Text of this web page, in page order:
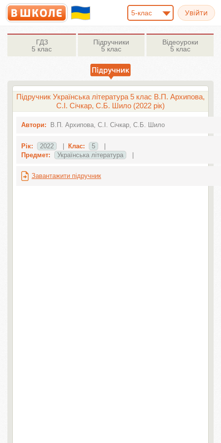
5-клас
ГДЗ
5 клас
Підручники
5 клас
Відеоуроки
5 клас
Підручник Українська література 5 клас В.П. Архипова,
С.І. Січкар, С.Б. Шило (2022 рік)
Автори: В.П. Архипова, С.І. Січкар, С.Б. Шило
Рік: 2022 Клас: 5
Предмет:
Українська література
Завантажити підручник